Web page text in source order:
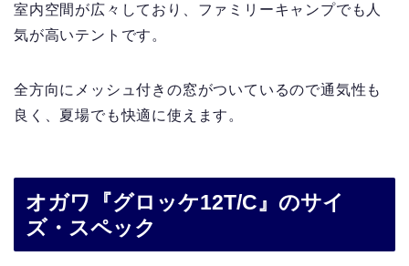
室内空間が広々しており、ファミリーキャンプでも人
気が高いテントです。
全方向にメッシュ付きの窓がついているので通気性も
良く、夏場でも快適に使えます。
オガワ『グロッケ12T/C』のサイ
ズ・スペック